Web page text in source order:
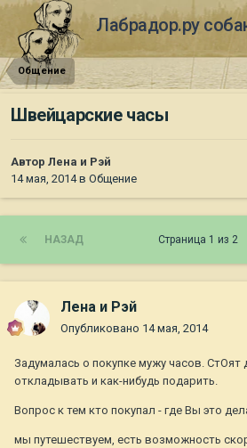
Лабрадор.ру
Общение
Швейцарские часы
Автор Лена и Рэй
14 мая, 2014в Общение
НАЗАД Страница 1 из 2
Лена и Рэй
Опубликовано 14 мая, 2014
Задумалась о покупке мужу часов. СтОят
откладывать и как-нибудь подарить.
Вопрос к тем кто покупал - где Вы это
мы путешествуем, есть возможность